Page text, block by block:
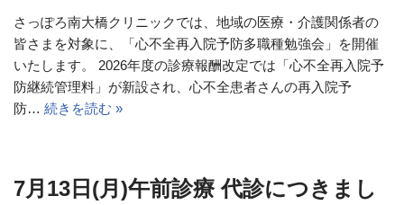
さっぽろ南大橋クリニックでは、地域の医療・介護関係者の
皆さまを対象に、「心不全再入院予防多職種勉強会」を開催
いたします。 2026年度の診療報酬改定では「心不全再入院予
防継続管理料」が新設され、心不全患者さんの再入院予
防… 続きを読む »
7月13日(月)午前診療 代診につきまし